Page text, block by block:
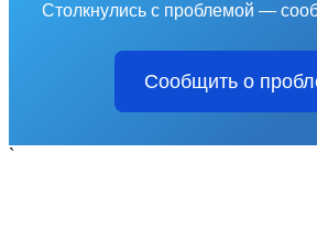
Столкнулись с проблемой —
Сообщить о
`